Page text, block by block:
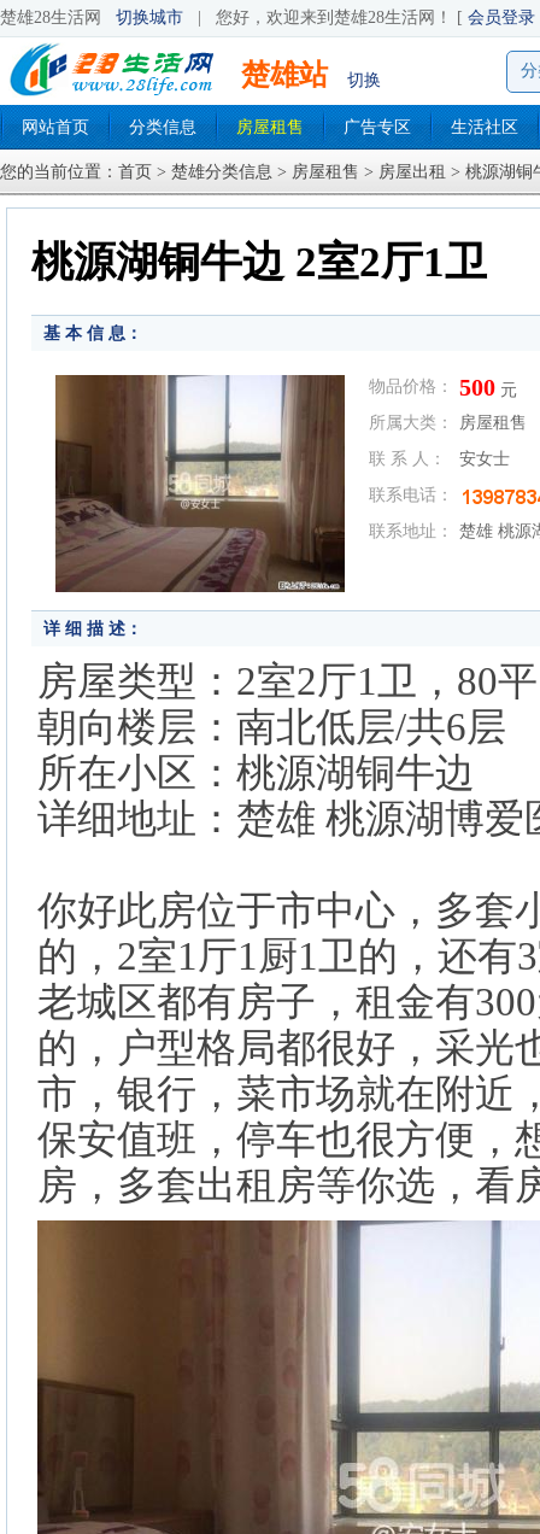
楚雄28生活网 切换城市 您好，欢迎来到楚雄28生活网！ [ 会员登录
楚雄站 切换
网站首页 分类信息 房屋租售 广告专区 生活社区
您的当前位置： 首页 > 楚雄分类信息 > 房屋租售 > 房屋出租 > 桃源湖铜
桃源湖铜牛边 2室2厅1卫
基 本 信 息：
物品价格： 500 元
所属大类：
房屋租售
联 系 人：
安女士
联系电话：
联系地址：
楚雄 桃源
详 细 描 述：
房屋类型：2室2厅1卫，80
朝向楼层：南北低层/共6层
所在小区：桃源湖铜牛边
详细地址：楚雄 桃源湖博爱
你好此房位于市中心，多套
的，2室1厅1厨1卫的，还有
老城区都有房子，租金有
的，户型格局都很好，采光
市，银行，菜市场就在附近
保安值班，停车也很方便，
房，多套出租房等你选，看